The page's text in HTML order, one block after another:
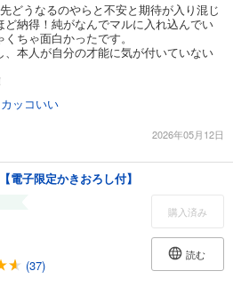
どうなるのやらと不安と期待が入り混じ
納得！純がなんでマルに入れ込んでい
ちゃ面白かったです。
本人が自分の才能に気が付いていない
カッコいい
2026年05月12日
電子限定かきおろし付】
(37)
購入済み
読む